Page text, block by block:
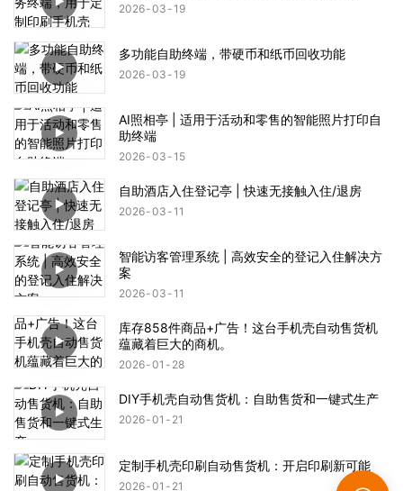
2026 03 19
多功能自助终端，带硬币和纸币回收功能
2026 03 19
AI照相亭 | 适用于活动和零售的智能照片打印自
助终端
2026 03 15
自助酒店入住登记亭 | 快速无接触入住/退房
2026 03 11
智能访客管理系统 | 高效安全的登记入住解决方
案
2026 03 11
库存858件商品+广告！这台手机壳自动售货机
蕴藏着巨大的商机。
2026 01 28
DIY手机壳自动售货机：自助售货和一键式生产
2026 01 21
定制手机壳印刷自动售货机：开启印刷新可能
2026 01 21